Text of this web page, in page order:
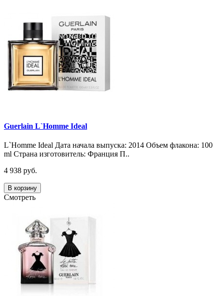
Guerlain L`Homme Ideal
L`Homme Ideal Дата начала выпуска: 2014 Объем флакона: 100
ml Страна изготовитель: Франция П..
4 938 руб.
В корзину
Смотреть